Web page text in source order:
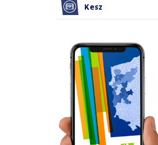
Kesz